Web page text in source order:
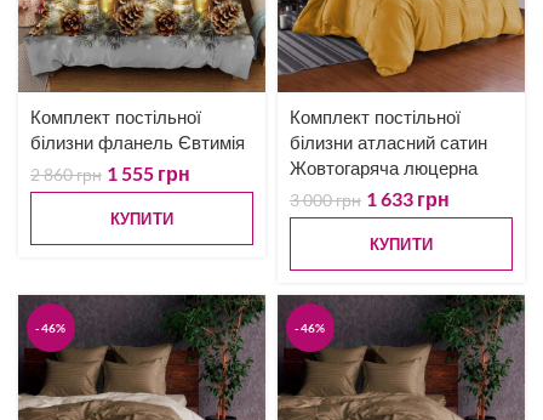
Комплект постільної
білизни фланель Євтимія
2 860грн 1 555 грн
КУПИТИ
Комплект постільної
білизни атласний сатин
Жовтогаряча люцерна
3 000грн 1 633 грн
КУПИТИ
-46% -46%